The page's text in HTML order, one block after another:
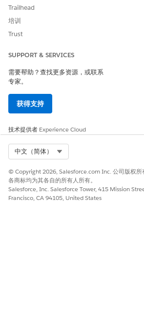
Trailhead
培训
Trust
SUPPORT & SERVICES
需要帮助？查找更多资源，或联系
专家。
获得支持
技术提供者 Experience Cloud
中文（简体）
© Copyright 2026, Salesforce.com Inc. 公司版权所
各商标均为其各自的所有人所有。
Salesforce, Inc. Salesforce Tower, 415 Mission
Francisco, CA 94105, United States